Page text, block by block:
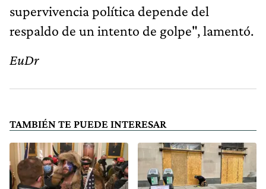
supervivencia política depende del
respaldo de un intento de golpe", lamentó.
EuDr
TAMBIÉN TE PUEDE INTERESAR